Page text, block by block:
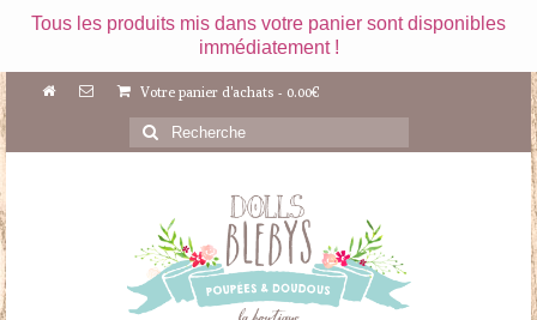
Tous les produits mis dans votre panier sont disponibles
immédiatement !
Votre panier d'achats - 0.00€
Rechercher
: